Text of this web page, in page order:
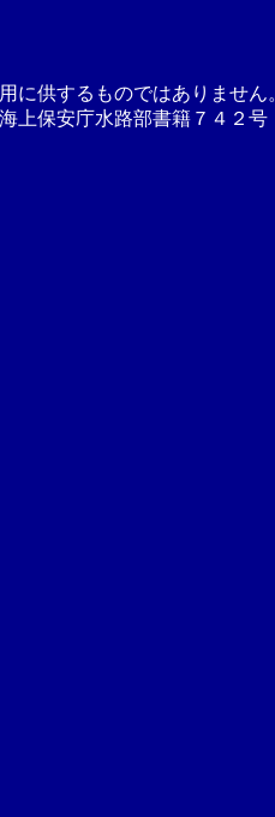
に供するものではありませ
上保安庁水路部書籍７４２